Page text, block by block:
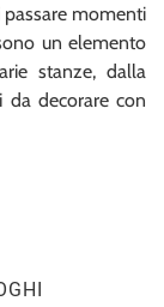
momenti
un elemento
stanze, dalla
decorare con